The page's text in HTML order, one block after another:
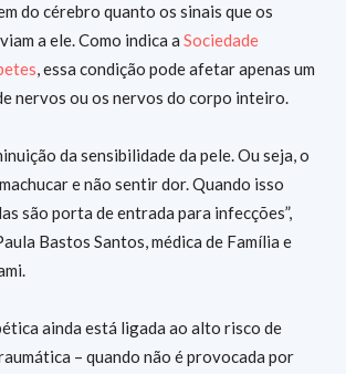
do cérebro quanto os sinais que os
a ele. Como indica a Sociedade
, essa condição pode afetar apenas um
nervos ou os nervos do corpo inteiro.
da sensibilidade da pele. Ou seja, o
e não sentir dor. Quando isso
são porta de entrada para infecções”,
Bastos Santos, médica de Família e
ainda está ligada ao alto risco de
– quando não é provocada por